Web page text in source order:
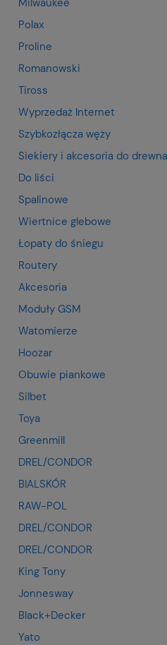
Polax
Proline
Romanowski
Tiross
Wyprzedaż Internet
Szybkozłącza węży
Siekiery i akcesoria do drewna
Do liści
Spalinowe
Wiertnice glebowe
Łopaty do śniegu
Routery
Akcesoria
Moduły GSM
Watomierze
Hoozar
Obuwie piankowe
Silbet
Toya
Greenmill
DREL/CONDOR
BIALSKÓR
RAW-POL
DREL/CONDOR
DREL/CONDOR
King Tony
Jonnesway
Black+Decker
Yato